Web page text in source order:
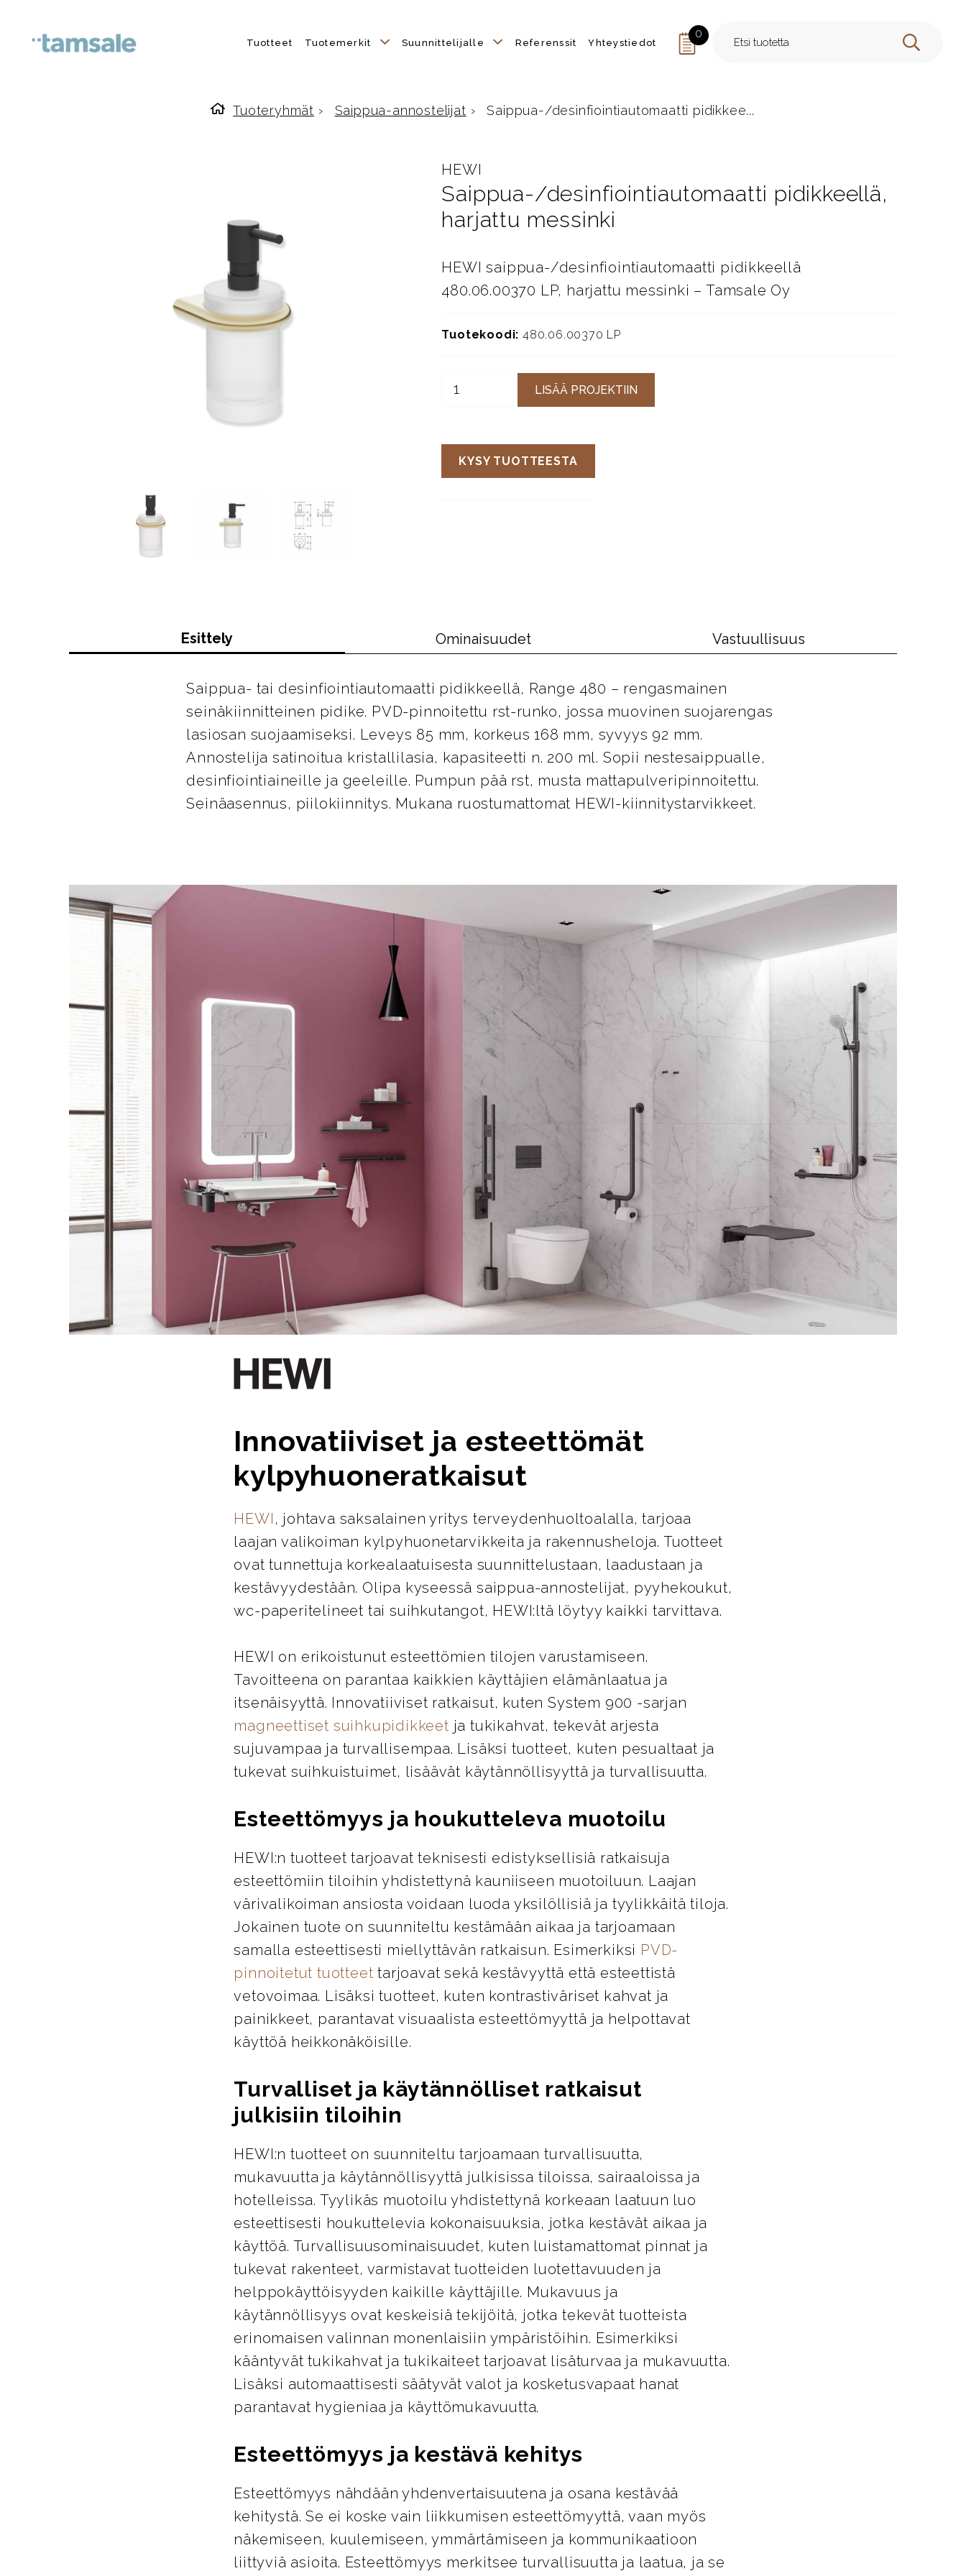
Tuotteet Tuotemerkit Suunnittelijalle Referenssit Yhteystiedot
0
HAE
Etusivulle
Tuoteryhmät › Saippua-annostelijat › Saippua-/desinfiointiautomaatti pidikkee...
HEWI
Saippua-/desinfiointiautomaatti pidikkeellä,
harjattu messinki
HEWI saippua-/desinfiointiautomaatti pidikkeellä
480.06.00370 LP, harjattu messinki – Tamsale Oy
Tuotekoodi: 480.06.00370 LP
LISÄÄ PROJEKTIIN
KYSY TUOTTEESTA
Esittely Ominaisuudet Vastuullisuus
Saippua- tai desinfiointiautomaatti pidikkeellä, Range 480 – rengasmainen
seinäkiinnitteinen pidike. PVD-pinnoitettu rst-runko, jossa muovinen suojarengas
lasiosan suojaamiseksi. Leveys 85 mm, korkeus 168 mm, syvyys 92 mm.
Annostelija satinoitua kristallilasia, kapasiteetti n. 200 ml. Sopii nestesaippualle,
desinfiointiaineille ja geeleille. Pumpun pää rst, musta mattapulveripinnoitettu.
Seinäasennus, piilokiinnitys. Mukana ruostumattomat HEWI-kiinnitystarvikkeet.
Innovatiiviset ja esteettömät
kylpyhuoneratkaisut
HEWI , johtava saksalainen yritys terveydenhuoltoalalla, tarjoaa
laajan valikoiman kylpyhuonetarvikkeita ja rakennusheloja. Tuotteet
ovat tunnettuja korkealaatuisesta suunnittelustaan, laadustaan ja
kestävyydestään. Olipa kyseessä saippua-annostelijat, pyyhekoukut,
wc-paperitelineet tai suihkutangot, HEWI:ltä löytyy kaikki tarvittava.
HEWI on erikoistunut esteettömien tilojen varustamiseen.
Tavoitteena on parantaa kaikkien käyttäjien elämänlaatua ja
itsenäisyyttä. Innovatiiviset ratkaisut, kuten System 900 -sarjan
magneettiset suihkupidikkeet ja tukikahvat, tekevät arjesta
sujuvampaa ja turvallisempaa. Lisäksi tuotteet, kuten pesualtaat ja
tukevat suihkuistuimet, lisäävät käytännöllisyyttä ja turvallisuutta.
Esteettömyys ja houkutteleva muotoilu
HEWI:n tuotteet tarjoavat teknisesti edistyksellisiä ratkaisuja
esteettömiin tiloihin yhdistettynä kauniiseen muotoiluun. Laajan
värivalikoiman ansiosta voidaan luoda yksilöllisiä ja tyylikkäitä tiloja.
Jokainen tuote on suunniteltu kestämään aikaa ja tarjoamaan
samalla esteettisesti miellyttävän ratkaisun. Esimerkiksi PVD-
pinnoitetut tuotteet tarjoavat sekä kestävyyttä että esteettistä
vetovoimaa. Lisäksi tuotteet, kuten kontrastiväriset kahvat ja
painikkeet, parantavat visuaalista esteettömyyttä ja helpottavat
käyttöä heikkonäköisille.
Turvalliset ja käytännölliset ratkaisut
julkisiin tiloihin
HEWI:n tuotteet on suunniteltu tarjoamaan turvallisuutta,
mukavuutta ja käytännöllisyyttä julkisissa tiloissa, sairaaloissa ja
hotelleissa. Tyylikäs muotoilu yhdistettynä korkeaan laatuun luo
esteettisesti houkuttelevia kokonaisuuksia, jotka kestävät aikaa ja
käyttöä. Turvallisuusominaisuudet, kuten luistamattomat pinnat ja
tukevat rakenteet, varmistavat tuotteiden luotettavuuden ja
helppokäyttöisyyden kaikille käyttäjille. Mukavuus ja
käytännöllisyys ovat keskeisiä tekijöitä, jotka tekevät tuotteista
erinomaisen valinnan monenlaisiin ympäristöihin. Esimerkiksi
kääntyvät tukikahvat ja tukikaiteet tarjoavat lisäturvaa ja mukavuutta.
Lisäksi automaattisesti säätyvät valot ja kosketusvapaat hanat
parantavat hygieniaa ja käyttömukavuutta.
Esteettömyys ja kestävä kehitys
Esteettömyys nähdään yhdenvertaisuutena ja osana kestävää
kehitystä. Se ei koske vain liikkumisen esteettömyyttä, vaan myös
näkemiseen, kuulemiseen, ymmärtämiseen ja kommunikaatioon
liittyviä asioita. Esteettömyys merkitsee turvallisuutta ja laatua, ja se